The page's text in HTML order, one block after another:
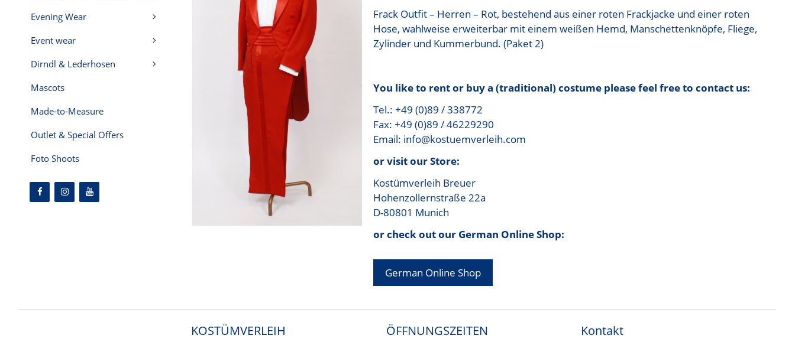
Frack Outfit – Herren – Rot, bestehend aus einer roten Frackjacke und einer roten
Hose, wahlweise erweiterbar mit einem weißen Hemd, Manschettenknöpfe, Fliege,
Zylinder und Kummerbund. (Paket 2)
You like to rent or buy a (traditional) costume please feel free to contact us:
Tel.: +49 (0)89 / 338772
Fax: +49 (0)89 / 46229290
Email: info@kostuemverleih.com
or visit our Store:
Kostümverleih Breuer
Hohenzollernstraße 22a
D-80801 Munich
or check out our German Online Shop:
German Online Shop
Evening Wear
Event wear
Dirndl & Lederhosen
Mascots
Made-to-Measure
Outlet & Special Offers
Foto Shoots
KOSTÜMVERLEIH ÖFFNUNGSZEITEN Kontakt